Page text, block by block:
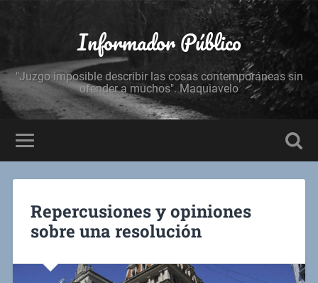
Informador Público
"Juzgo imposible describir las cosas contemporáneas sin
ofender a muchos". Maquiavelo
Repercusiones y opiniones
sobre una resolución